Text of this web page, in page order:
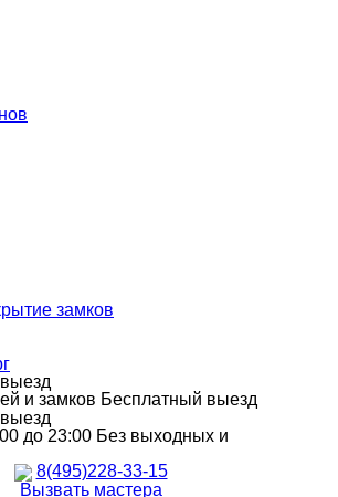
и замков Бесплатный выезд
до 23:00 Без выходных и
8(495)228-33-15
Вызвать мастера